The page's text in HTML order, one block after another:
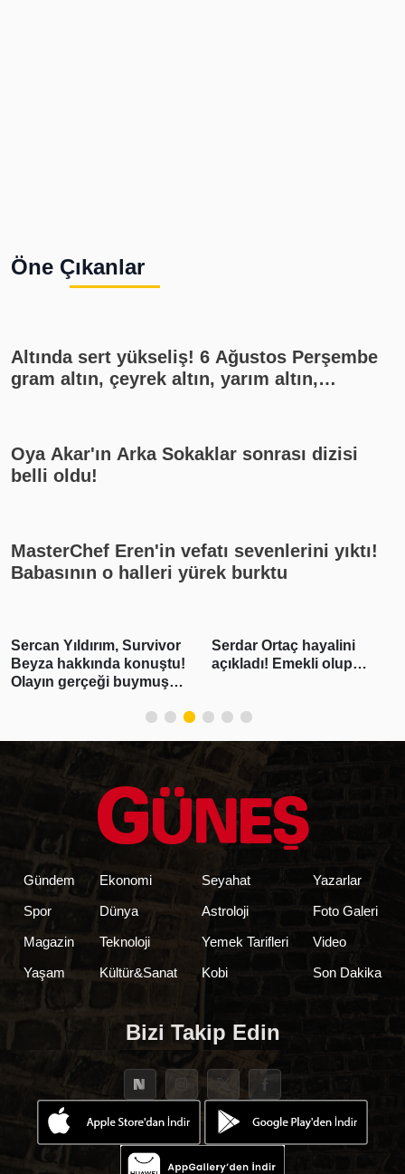
Öne Çıkanlar
Altında sert yükseliş! 6 Ağustos Perşembe
gram altın, çeyrek altın, yarım altın,
Oya Akar'ın Arka Sokaklar sonrası dizisi
belli oldu!
MasterChef Eren'in vefatı sevenlerini yıktı!
Babasının o halleri yürek burktu
Sercan Yıldırım, Survivor
Beyza hakkında konuştu!
Olayın gerçeği buymuş…
Serdar Ortaç hayalini
açıkladı! Emekli olup…
Gündem
Spor
Magazin
Yaşam
Ekonomi
Dünya
Teknoloji
Kültür&Sanat
Seyahat
Astroloji
Yemek Tarifleri
Kobi
Yazarlar
Foto Galeri
Video
Son Dakika
Bizi Takip Edin